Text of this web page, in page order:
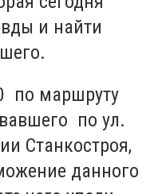
и найти
по маршруту
по ул.
Станкостроя,
данного